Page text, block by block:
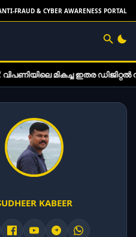
FRAUD & CYBER AWARENESS PORTAL
ഇതര ഡിജിറ്റൽ വായനാ
KABEER